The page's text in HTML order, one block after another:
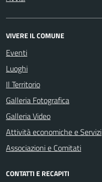
VIVERE IL COMUNE
Eventi
Luoghi
Il Territorio
Galleria Fotografica
Galleria Video
Attività economiche e Servizi
Associazioni e Comitati
CONTATTI E RECAPITI